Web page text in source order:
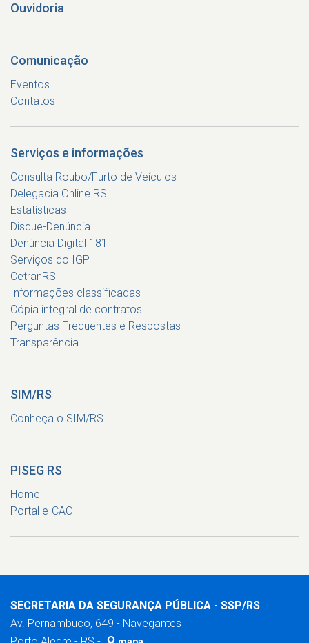
Ouvidoria
Comunicação
Eventos
Contatos
Serviços e informações
Consulta Roubo/Furto de Veículos
Delegacia Online RS
Estatísticas
Disque-Denúncia
Denúncia Digital 181
Serviços do IGP
CetranRS
Informações classificadas
Cópia integral de contratos
Perguntas Frequentes e Respostas
Transparência
SIM/RS
Conheça o SIM/RS
PISEG RS
Home
Portal e-CAC
SECRETARIA DA SEGURANÇA PÚBLICA - SSP/RS
Av. Pernambuco, 649 - Navegantes